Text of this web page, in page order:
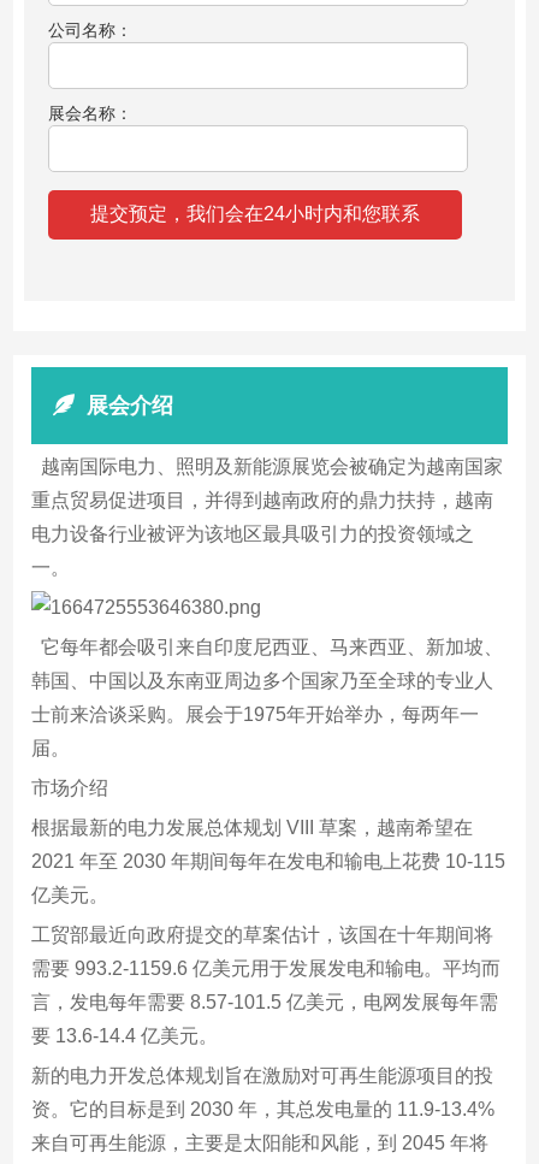
公司名称：
展会名称：
展会介绍
越南国际电力、照明及新能源展览会被确定为越南国家
重点贸易促进项目，并得到越南政府的鼎力扶持，越南
电力设备行业被评为该地区最具吸引力的投资领域之
一。
它每年都会吸引来自印度尼西亚、马来西亚、新加坡、
韩国、中国以及东南亚周边多个国家乃至全球的专业人
士前来洽谈采购。展会于1975年开始举办，每两年一
届。
市场介绍
根据最新的电力发展总体规划 VIII 草案，越南希望在
2021 年至 2030 年期间每年在发电和输电上花费 10-115
亿美元。
工贸部最近向政府提交的草案估计，该国在十年期间将
需要 993.2-1159.6 亿美元用于发展发电和输电。平均而
言，发电每年需要 8.57-101.5 亿美元，电网发展每年需
要 13.6-14.4 亿美元。
新的电力开发总体规划旨在激励对可再生能源项目的投
资。它的目标是到 2030 年，其总发电量的 11.9-13.4%
来自可再生能源，主要是太阳能和风能，到 2045 年将